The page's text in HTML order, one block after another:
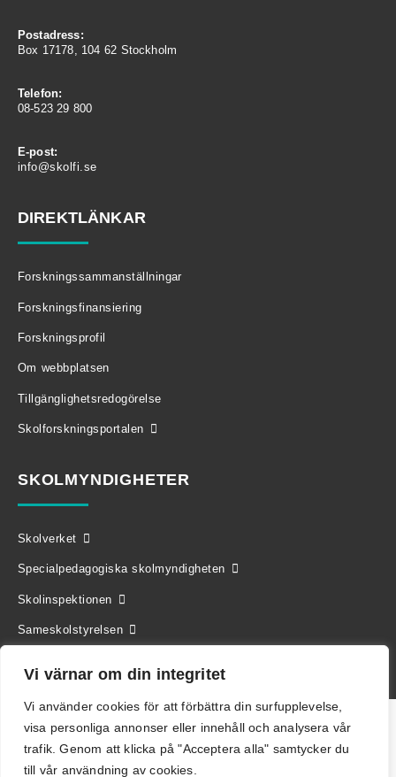
Vi värnar om din integritet
Vi använder cookies för att förbättra din surfupplevelse,
visa personliga annonser eller innehåll och analysera vår
trafik. Genom att klicka på "Acceptera alla" samtycker du
till vår användning av cookies.
Postadress:
Box 17178, 104 62 Stockholm
Telefon:
08-523 29 800
E-post:
info@skolfi.se
DIREKTLÄNKAR
Forskningssammanställningar
Forskningsfinansiering
Forskningsprofil
Om webbplatsen
Tillgänglighetsredogörelse
Skolforskningsportalen
SKOLMYNDIGHETER
Skolverket
Specialpedagogiska skolmyndigheten
Skolinspektionen
Sameskolstyrelsen